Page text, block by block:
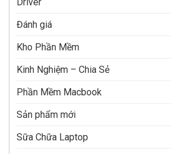
Đánh giá
Kho Phần Mềm
Kinh Nghiệm – Chia Sẻ
Phần Mềm Macbook
Sản phẩm mới
Sữa Chữa Laptop